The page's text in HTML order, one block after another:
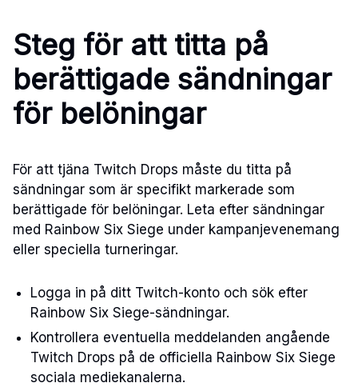
Steg för att titta på
berättigade sändningar
för belöningar
För att tjäna Twitch Drops måste du titta på
sändningar som är specifikt markerade som
berättigade för belöningar. Leta efter sändningar
med Rainbow Six Siege under kampanjevenemang
eller speciella turneringar.
Logga in på ditt Twitch-konto och sök efter
Rainbow Six Siege-sändningar.
Kontrollera eventuella meddelanden angående
Twitch Drops på de officiella Rainbow Six Siege
sociala mediekanalerna.